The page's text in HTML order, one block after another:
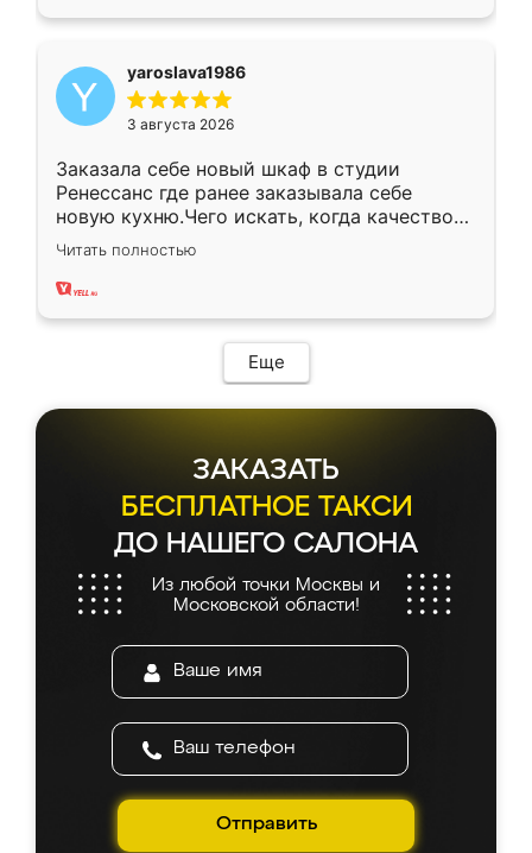
yaroslava1986
3 августа 2026
Заказала себе новый шкаф в студии
Ренессанс где ранее заказывала себе
новую кухню.Чего искать, когда качеством
вполне довольна. Служит кухня уже почти
два года, нареканий нет.
Читать полностью
Еще
ЗАКАЗАТЬ
БЕСПЛАТНОЕ ТАКСИ
ДО НАШЕГО САЛОНА
Из любой точки Москвы и
Московской области!
Отправить